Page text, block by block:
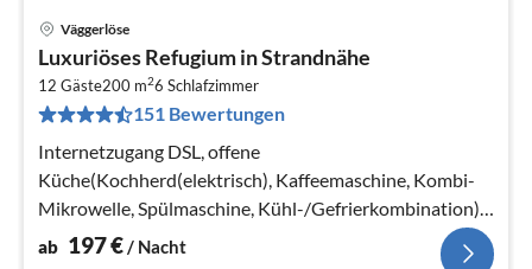
Väggerlöse
Luxuriöses Refugium in Strandnähe
12 Gäste200 m26 Schlafzimmer
151 Bewertungen
Internetzugang DSL, offene
Küche(Kochherd(elektrisch), Kaffeemaschine, Kombi-
Mikrowelle, Spülmaschine, Kühl-/Gefrierkombination),
Wohn-/Schlafzimmer(TV, Herd(Holz)
ab 197€ / Nacht